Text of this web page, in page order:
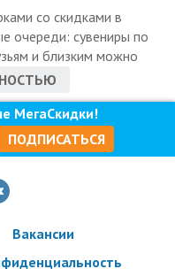
со скидками в
очереди: сувениры по
и близким можно
на МегаКупоне
к круглой дате
на юбилей со скидками
подарков по купону
ресурсе хватит
сувенирная
МегаСкидки!
ПОДПИСАТЬСЯ
Вакансии